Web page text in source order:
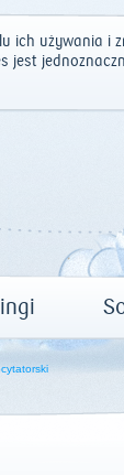
ich używania i